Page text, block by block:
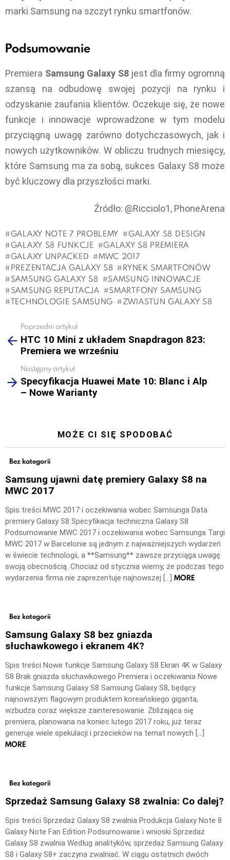
marki Samsung na szczyt rynku smartfonów.
Podsumowanie
Premiera Samsung Galaxy S8 jest dla firmy ogromną
szansą na odbudowę swojej pozycji na rynku i
odzyskanie zaufania klientów. Oczekuje się, że nowe
funkcje i innowacje wprowadzone w tym modelu
przyciągną uwagę zarówno dotychczasowych, jak i
nowych użytkowników. W obliczu trudnych miesięcy,
które Samsung ma za sobą, sukces Galaxy S8 może
być kluczowy dla przyszłości marki.
Źródło: @Ricciolo1, PhoneArena
GALAXY NOTE 7 PROBLEMY
GALAXY S8 DESIGN
GALAXY S8 FUNKCJE
GALAXY S8 PREMIERA
GALAXY UNPACKED
MWC 2017
PREZENTACJA GALAXY S8
RYNEK SMARTFONÓW
SAMSUNG GALAXY S8
SAMSUNG INNOWACJE
SAMSUNG REPUTACJA
SMARTFONY SAMSUNG
TECHNOLOGIE SAMSUNG
ZWIASTUN GALAXY S8
more
Poprzedni artykuł
HTC 10 Mini z układem Snapdragon 823:
Premiera we wrześniu
Następny artykuł
Specyfikacja Huawei Mate 10: Blanc i Alp
– Nowe Warianty
MOŻE CI SIĘ SPODOBAĆ
Bez kategorii
Samsung ujawni datę premiery Galaxy S8 na
MWC 2017
Spis treści MWC 2017 i oczekiwania wobec Samsunga Data
premiery Galaxy S8 Specyfikacja techniczna Galaxy S8
Podsumowanie MWC 2017 i oczekiwania wobec Samsunga Targi
MWC 2017 w Barcelonie są jednym z najważniejszych wydarzeń
w świecie technologii, a **Samsung** zawsze przyciąga uwagę
swoją obecnością. Chociaż od stycznia wiemy, że podczas tego
wydarzenia firma nie zaprezentuje najnowszej […] MORE
Bez kategorii
Samsung Galaxy S8 bez gniazda
słuchawkowego i ekranem 4K?
Spis treści Nowe funkcje Samsung Galaxy S8 Ekran 4K w Galaxy
S8 Brak gniazda słuchawkowego Premiera i oczekiwania Nowe
funkcje Samsung Galaxy S8 Samsung Galaxy S8, będący
najnowszym flagowym produktem koreańskiego giganta,
wzbudza coraz większe zainteresowanie. Zbliżająca się
premiera, planowana na koniec lutego 2017 roku, już teraz
generuje wiele spekulacji i przecieków na temat nowych […]
MORE
Bez kategorii
Sprzedaż Samsung Galaxy S8 zwalnia: Co dalej?
Spis treści Sprzedaż Galaxy S8 zwalnia Produkcja Galaxy Note 8
Galaxy Note Fan Edition Podsumowanie i wnioski Sprzedaż
Galaxy S8 zwalnia Według analityków, sprzedaż Samsung Galaxy
S8 i Galaxy S8+ zaczyna zwalniać. W ciągu ostatnich dwóch